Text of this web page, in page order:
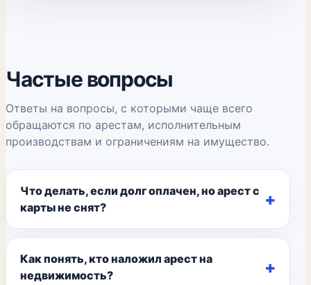
Частые вопросы
Ответы на вопросы, с которыми чаще всего
обращаются по арестам, исполнительным
производствам и ограничениям на имущество.
Что делать, если долг оплачен, но арест с
карты не снят?
Как понять, кто наложил арест на
недвижимость?